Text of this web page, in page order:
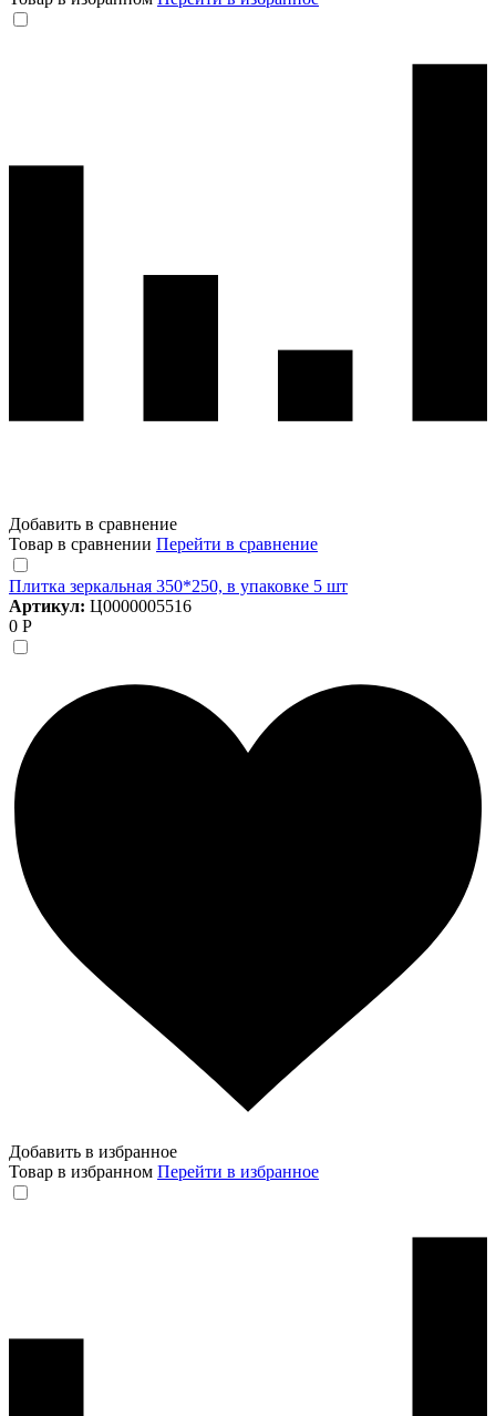
Добавить в сравнение
Товар в сравнении Перейти в сравнение
Плитка зеркальная 350*250, в упаковке 5 шт
Артикул: Ц0000005516
0 Р
Добавить в избранное
Товар в избранном Перейти в избранное